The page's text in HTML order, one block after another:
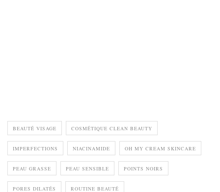
BEAUTÉ VISAGE COSMÉTIQUE CLEAN BEAUTY
IMPERFECTIONS NIACINAMIDE OH MY CREAM SKINCARE
PEAU GRASSE PEAU SENSIBLE POINTS NOIRS
PORES DILATÉS ROUTINE BEAUTÉ